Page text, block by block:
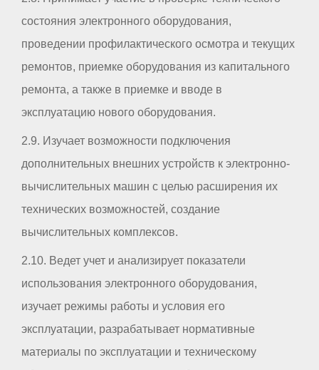
состояния электронного оборудования,
проведении профилактического осмотра и текущих
ремонтов, приемке оборудования из капитального
ремонта, а также в приемке и вводе в
эксплуатацию нового оборудования.
2.9. Изучает возможности подключения
дополнительных внешних устройств к электронно-
вычислительных машин с целью расширения их
технических возможностей, создание
вычислительных комплексов.
2.10. Ведет учет и анализирует показатели
использования электронного оборудования,
изучает режимы работы и условия его
эксплуатации, разрабатывает нормативные
материалы по эксплуатации и техническому